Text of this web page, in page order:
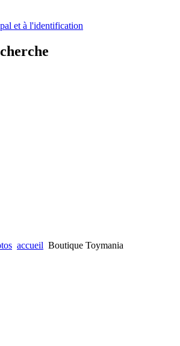
et à l'identification
accueil Boutique Toymania